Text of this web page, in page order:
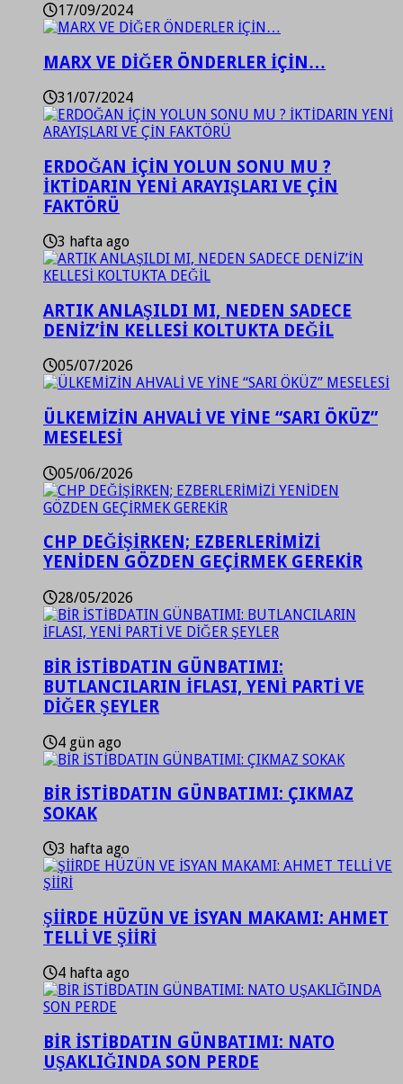
17/09/2024
MARX VE DİĞER ÖNDERLER İÇİN…
31/07/2024
ERDOĞAN İÇİN YOLUN SONU MU ?
İKTİDARIN YENİ ARAYIŞLARI VE ÇİN
FAKTÖRÜ
3 hafta ago
ARTIK ANLAŞILDI MI, NEDEN SADECE
DENİZ’İN KELLESİ KOLTUKTA DEĞİL
05/07/2026
ÜLKEMİZİN AHVALİ VE YİNE “SARI ÖKÜZ”
MESELESİ
05/06/2026
CHP DEĞİŞİRKEN; EZBERLERİMİZİ
YENİDEN GÖZDEN GEÇİRMEK GEREKİR
28/05/2026
BİR İSTİBDATIN GÜNBATIMI:
BUTLANCILARIN İFLASI, YENİ PARTİ VE
DİĞER ŞEYLER
4 gün ago
BİR İSTİBDATIN GÜNBATIMI: ÇIKMAZ
SOKAK
3 hafta ago
ŞİİRDE HÜZÜN VE İSYAN MAKAMI: AHMET
TELLİ VE ŞİİRİ
4 hafta ago
BİR İSTİBDATIN GÜNBATIMI: NATO
UŞAKLIĞINDA SON PERDE